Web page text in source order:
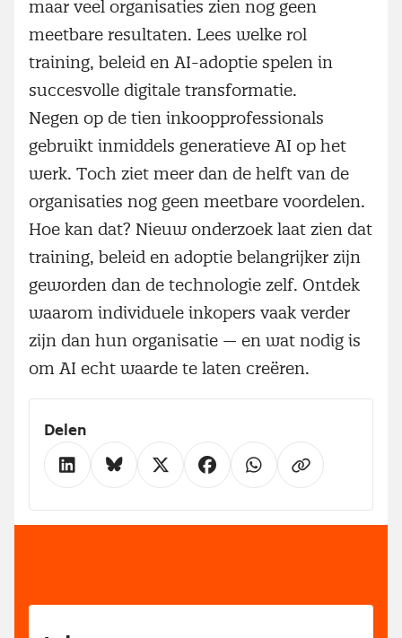
maar veel organisaties zien nog geen
meetbare resultaten. Lees welke rol
training, beleid en AI-adoptie spelen in
succesvolle digitale transformatie.
Negen op de tien inkoopprofessionals
gebruikt inmiddels generatieve AI op het
werk. Toch ziet meer dan de helft van de
organisaties nog geen meetbare voordelen.
Hoe kan dat? Nieuw onderzoek laat zien dat
training, beleid en adoptie belangrijker zijn
geworden dan de technologie zelf. Ontdek
waarom individuele inkopers vaak verder
zijn dan hun organisatie — en wat nodig is
om AI echt waarde te laten creëren.
Delen